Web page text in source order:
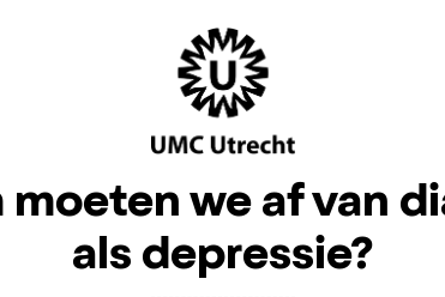
moeten we af van
als depressie?